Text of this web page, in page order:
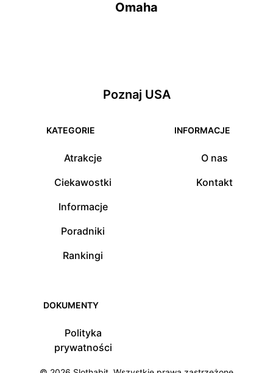
Omaha
Poznaj USA
KATEGORIE
Atrakcje
Ciekawostki
Informacje
Poradniki
Rankingi
INFORMACJE
O nas
Kontakt
DOKUMENTY
Polityka
prywatności